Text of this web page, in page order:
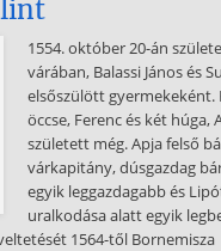
1554. október 20-án
várában, Balassi János és
elsőszülött gyermekeként.
öccse, Ferenc és két húga,
született még. Apja felső
várkapitány, dúsgazdag
egyik leggazdagabb és
uralkodása alatt egyik
1564-től Bornemisza